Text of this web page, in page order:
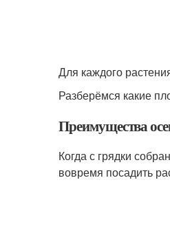
Для каждого
Разберёмся какие
Преимущества
Когда с грядки
вовремя посадить